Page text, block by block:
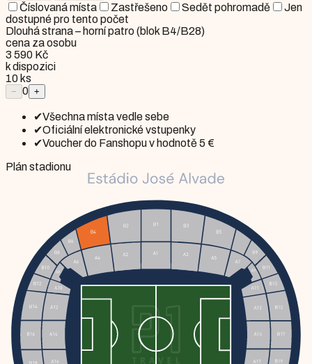
Číslovaná místa Zastřešeno Sedět pohromadě
Jen
dostupné pro tento počet
Dlouhá strana – horní patro (blok B4/B28)
cena za osobu
3 590 Kč
k dispozici
10 ks
− 0 +
✔Všechna místa vedle sebe
✔Oficiální elektronické vstupenky
✔Voucher do Fanshopu v hodnotě 5 €
Plán stadionu